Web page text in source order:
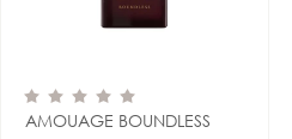
AMOUAGE BOUNDLESS